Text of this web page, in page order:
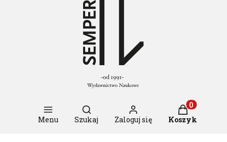
Menu
Otwórz wyszukiwarkę
Szukaj Zaloguj się
Produkty w
Koszyk